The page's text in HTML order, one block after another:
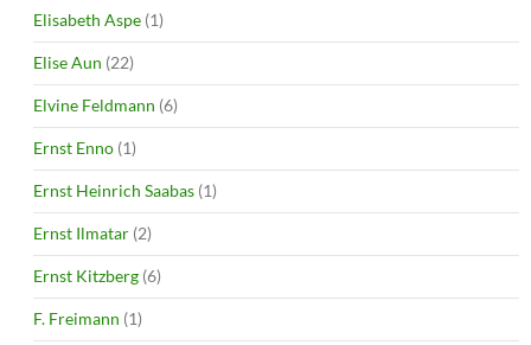
Elisabeth Aspe (1)
Elise Aun (22)
Elvine Feldmann (6)
Ernst Enno (1)
Ernst Heinrich Saabas (1)
Ernst Ilmatar (2)
Ernst Kitzberg (6)
F. Freimann (1)